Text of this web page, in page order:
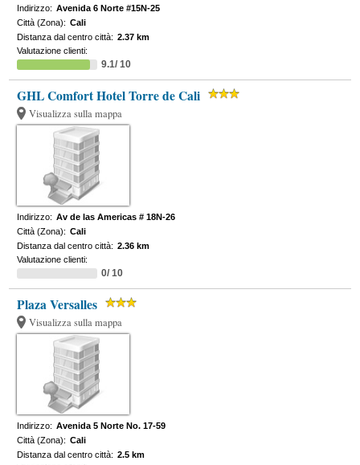
Indirizzo: Avenida 6 Norte #15N-25
Città (Zona): Cali
Distanza dal centro città: 2.37 km
Valutazione clienti:
9.1/ 10
GHL Comfort Hotel Torre de Cali
Visualizza sulla mappa
Indirizzo: Av de las Americas # 18N-26
Città (Zona): Cali
Distanza dal centro città: 2.36 km
Valutazione clienti:
0/ 10
Plaza Versalles
Visualizza sulla mappa
Indirizzo: Avenida 5 Norte No. 17-59
Città (Zona): Cali
Distanza dal centro città: 2.5 km